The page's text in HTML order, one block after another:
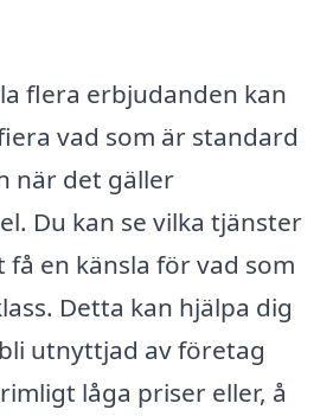
flera erbjudanden kan
vad som är standard
när det gäller
Du kan se vilka tjänster
få en känsla för vad som
Detta kan hjälpa dig
utnyttjad av företag
låga priser eller, å